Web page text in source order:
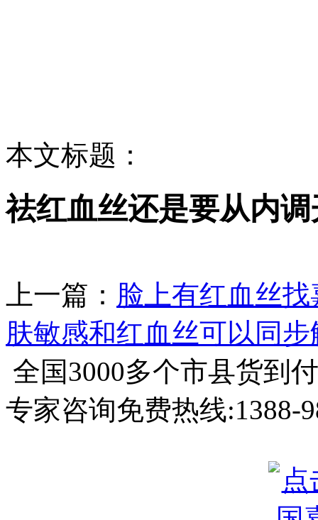
本文标题：
祛红血丝还是要从内
上一篇： 脸上有红血丝
肤敏感和红血丝可以同步
全国3000多个市县货到
专家咨询免费热线:1388-